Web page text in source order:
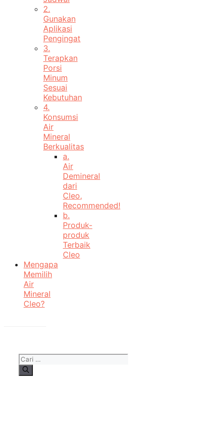
2.
Gunakan
Aplikasi
Pengingat
3.
Terapkan
Porsi
Minum
Sesuai
Kebutuhan
4.
Konsumsi
Air
Mineral
Berkualitas
a.
Air
Demineral
dari
Cleo,
Recommended!
b.
Produk-
produk
Terbaik
Cleo
Mengapa
Memilih
Air
Mineral
Cleo?
Cari
untuk: